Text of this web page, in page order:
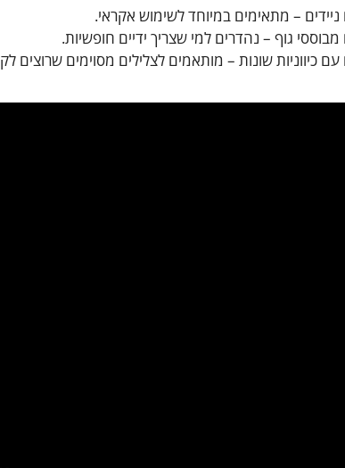
ניידים – מתאימים במיוחד לשימוש אקראי.
מבוססי גוף – נהדרים למי שצריך ידיים חופשיות.
עם כיווניות שונות – מותאמים לצלילים מסוימים שרוצים